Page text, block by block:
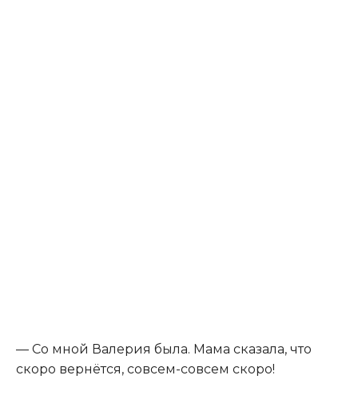
— Со мной Валерия была. Мама сказала, что
скоро вернётся, совсем-совсем скоро!